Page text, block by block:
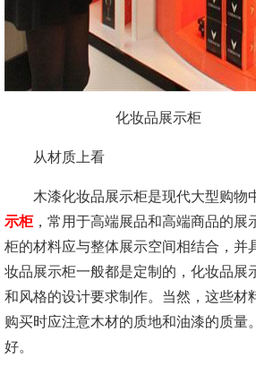
化妆品展示柜
从材质上看
木漆化妆品展示柜是现代大型购物
示柜，常用于高端展品和高端商品的展
柜的材料应与整体展示空间相结合，并
妆品展示柜一般都是定制的，化妆品展
和风格的设计要求制作。当然，这些材
购买时应注意木材的质地和油漆的质量
好。